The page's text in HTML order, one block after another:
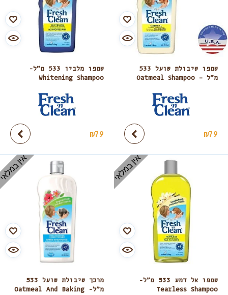
שמפו שיבולת שועל 533
מ”ל – Oatmeal Shampoo
₪79
שמפו מלבין 533 מ”ל-
Whitening Shampoo
₪79
שמפו אל דמע 533 מ”ל-
Tearless Shampoo
אין במלאי
מרכך שיבולת שועל 533
מ”ל- Oatmeal And Baking
אין